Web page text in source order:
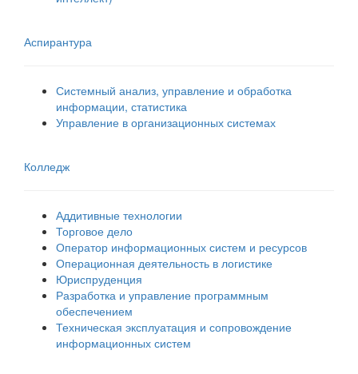
Аспирантура
Системный анализ, управление и обработка
информации, статистика
Управление в организационных системах
Колледж
Аддитивные технологии
Торговое дело
Оператор информационных систем и ресурсов
Операционная деятельность в логистике
Юриспруденция
Разработка и управление программным
обеспечением
Техническая эксплуатация и сопровождение
информационных систем